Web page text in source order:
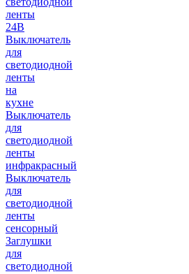
ленты
24В
Выключатель
для
светодиодной
ленты
на
кухне
Выключатель
для
светодиодной
ленты
инфракрасный
Выключатель
для
светодиодной
ленты
сенсорный
Заглушки
для
светодиодной